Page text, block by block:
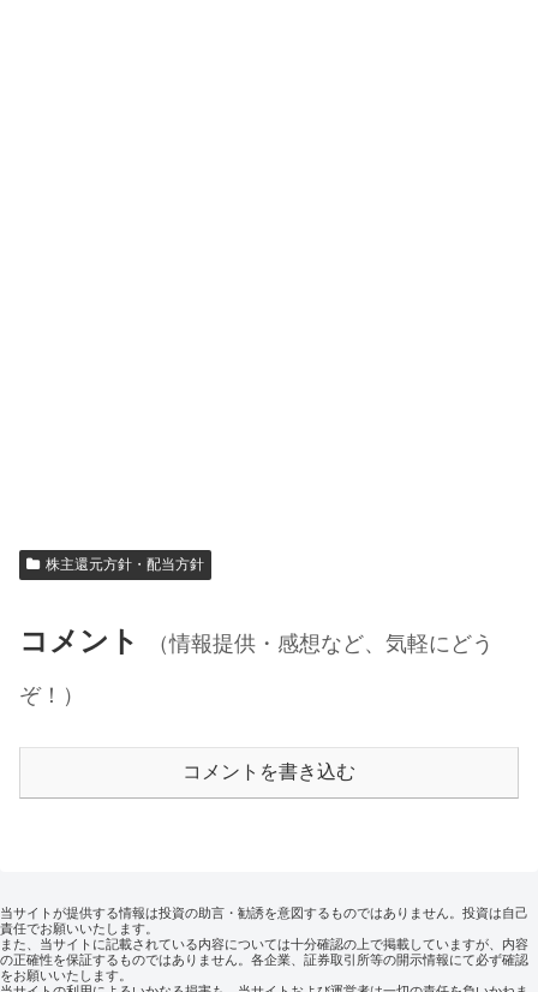
株主還元方針・配当方針
コメント
（情報提供・感想など、気軽にどう
ぞ！）
コメントを書き込む
当サイトが提供する情報は投資の助言・勧誘を意図するものではありません。投資は自己
責任でお願いいたします。
また、当サイトに記載されている内容については十分確認の上で掲載していますが、内容
の正確性を保証するものではありません。各企業、証券取引所等の開示情報にて必ず確認
をお願いいたします。